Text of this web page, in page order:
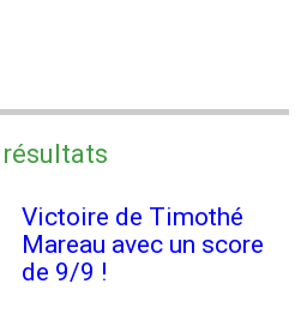
Victoire de Timothé
Mareau avec un score
de 9/9 !